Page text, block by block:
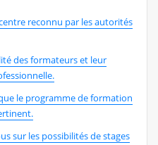
reconnu par les autorités
des formateurs et leur
le programme de formation
sur les possibilités de stages